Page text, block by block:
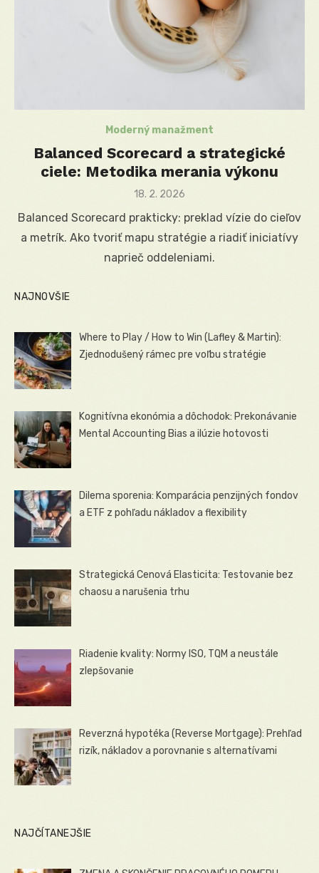
Moderný manažment
Balanced Scorecard a strategické
ciele: Metodika merania výkonu
Posted
18. 2. 2026
Balanced Scorecard prakticky: preklad vízie do cieľov
a metrík. Ako tvoriť mapu stratégie a riadiť iniciatívy
naprieč oddeleniami.
NAJNOVŠIE
Where to Play / How to Win (Lafley & Martin):
Zjednodušený rámec pre voľbu stratégie
Kognitívna ekonómia a dôchodok: Prekonávanie
Mental Accounting Bias a ilúzie hotovosti
Dilema sporenia: Komparácia penzijných fondov
a ETF z pohľadu nákladov a flexibility
Strategická Cenová Elasticita: Testovanie bez
chaosu a narušenia trhu
Riadenie kvality: Normy ISO, TQM a neustále
zlepšovanie
Reverzná hypotéka (Reverse Mortgage): Prehľad
rizík, nákladov a porovnanie s alternatívami
NAJČÍTANEJŠIE